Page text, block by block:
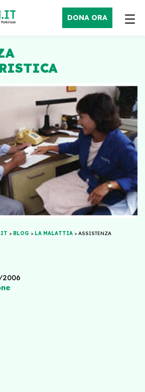
DONA ORA
> BLOG > LA MALATTIA > ASSISTENZA